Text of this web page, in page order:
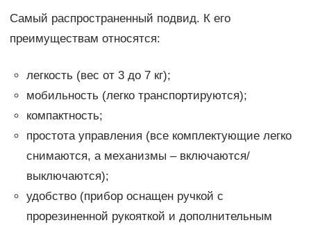
Самый распространенный подвид. К его
преимуществам относятся:
легкость (вес от 3 до 7 кг);
мобильность (легко транспортируются);
компактность;
простота управления (все комплектующие легко
снимаются, а механизмы – включаются/
выключаются);
удобство (прибор оснащен ручкой с
прорезиненной рукояткой и дополнительным